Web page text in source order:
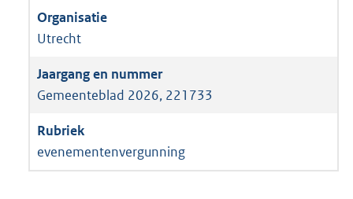
Utrecht
Gemeenteblad 2026, 221733
evenementenvergunning